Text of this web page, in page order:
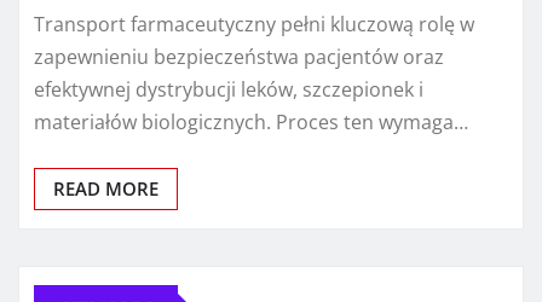
Transport farmaceutyczny pełni kluczową rolę w
zapewnieniu bezpieczeństwa pacjentów oraz
efektywnej dystrybucji leków, szczepionek i
materiałów biologicznych. Proces ten wymaga…
READ MORE